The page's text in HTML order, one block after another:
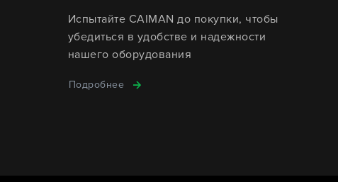
Испытайте CAIMAN до покупки, чтобы
убедиться в удобстве и надежности
нашего оборудования
Подробнее